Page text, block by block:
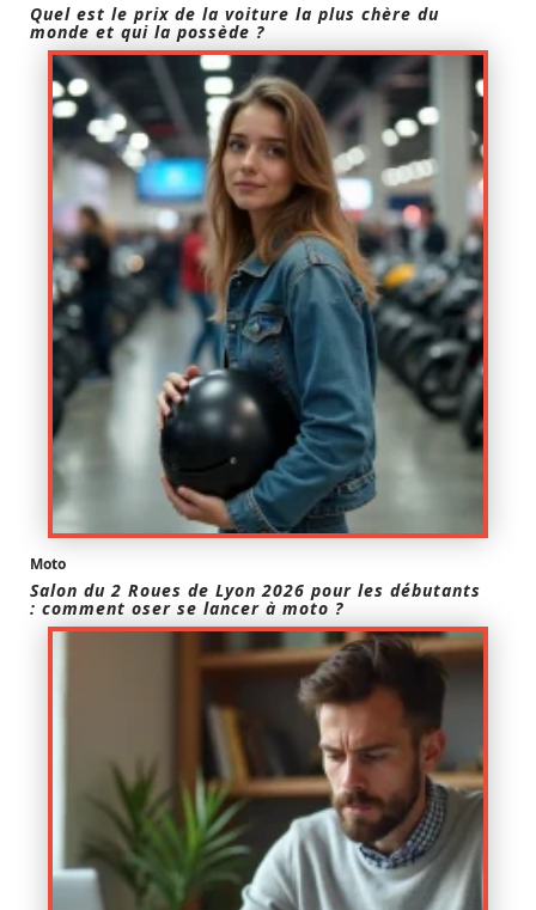
Quel est le prix de la voiture la plus chère du
monde et qui la possède ?
Moto
Salon du 2 Roues de Lyon 2026 pour les débutants
: comment oser se lancer à moto ?